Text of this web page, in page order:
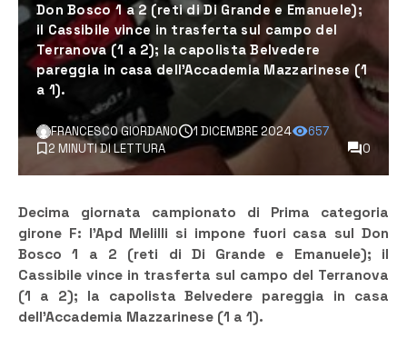
Don Bosco 1 a 2 (reti di Di Grande e Emanuele);
il Cassibile vince in trasferta sul campo del
Terranova (1 a 2); la capolista Belvedere
pareggia in casa dell’Accademia Mazzarinese (1
a 1).
FRANCESCO GIORDANO 1 DICEMBRE 2024
657
2 MINUTI DI LETTURA
0
Decima giornata campionato di Prima categoria
girone F: l’Apd Melilli si impone fuori casa sul Don
Bosco 1 a 2 (reti di Di Grande e Emanuele); il
Cassibile vince in trasferta sul campo del Terranova
(1 a 2); la capolista Belvedere pareggia in casa
dell’Accademia Mazzarinese (1 a 1).